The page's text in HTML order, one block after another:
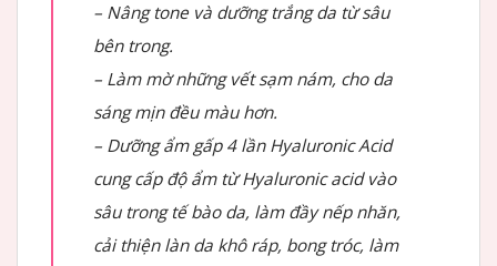
– Nâng tone và dưỡng trắng da từ sâu
bên trong.
– Làm mờ những vết sạm nám, cho da
sáng mịn đều màu hơn.
– Dưỡng ẩm gấp 4 lần Hyaluronic Acid
cung cấp độ ẩm từ Hyaluronic acid vào
sâu trong tế bào da, làm đầy nếp nhăn,
cải thiện làn da khô ráp, bong tróc, làm